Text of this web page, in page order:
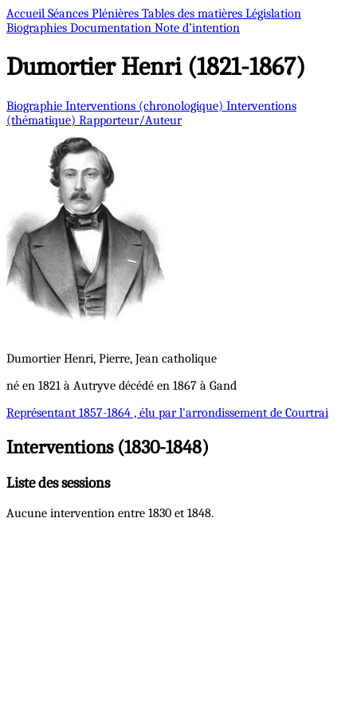
Accueil Séances Plénières Tables des matières Législation
Biographies Documentation Note d’intention
DumortierHenri (1821-1867)
Biographie Interventions (chronologique) Interventions
(thématique) Rapporteur/Auteur
DumortierHenri, Pierre, Jean catholique
né en 1821 à Autryve décédé en 1867 à Gand
Représentant 1857-1864 , élu par l'arrondissement de Courtrai
Interventions (1830-1848)
Liste des sessions
Aucune intervention entre 1830 et 1848.